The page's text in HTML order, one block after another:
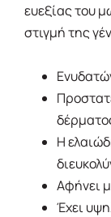
ευεξίας του
στιγμή της
Η
Αφήνει
Έχει